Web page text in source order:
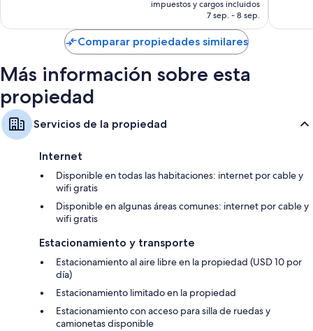
Refrigeradores, microondas y congeladores
de
$1,658 MXN
impuestos y cargos incluidos
7 sep. - 8 sep.
Comparar propiedades similares
Más información sobre esta
propiedad
Servicios de la propiedad
Internet
Disponible en todas las habitaciones: internet por cable y
wifi gratis
Disponible en algunas áreas comunes: internet por cable y
wifi gratis
Estacionamiento y transporte
Estacionamiento al aire libre en la propiedad (USD 10 por
día)
Estacionamiento limitado en la propiedad
Estacionamiento con acceso para silla de ruedas y
camionetas disponible